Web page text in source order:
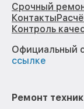
Срочный
Контакты
Контроль
Официальный
ссылке
Ремонт